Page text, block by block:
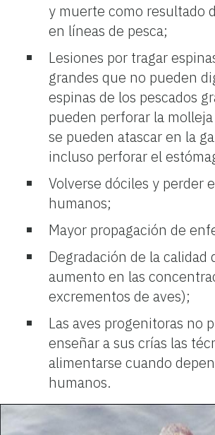
y muerte como resultado
en líneas de pesca;
Lesiones por tragar
grandes que no pueden
espinas de los pescados
pueden perforar la
se pueden atascar en la
incluso perforar el
Volverse dóciles y perder
humanos;
Mayor propagación de
Degradación de la calidad
aumento en las
excrementos de aves);
Las aves progenitoras no
enseñar a sus crías las
alimentarse cuando
humanos.